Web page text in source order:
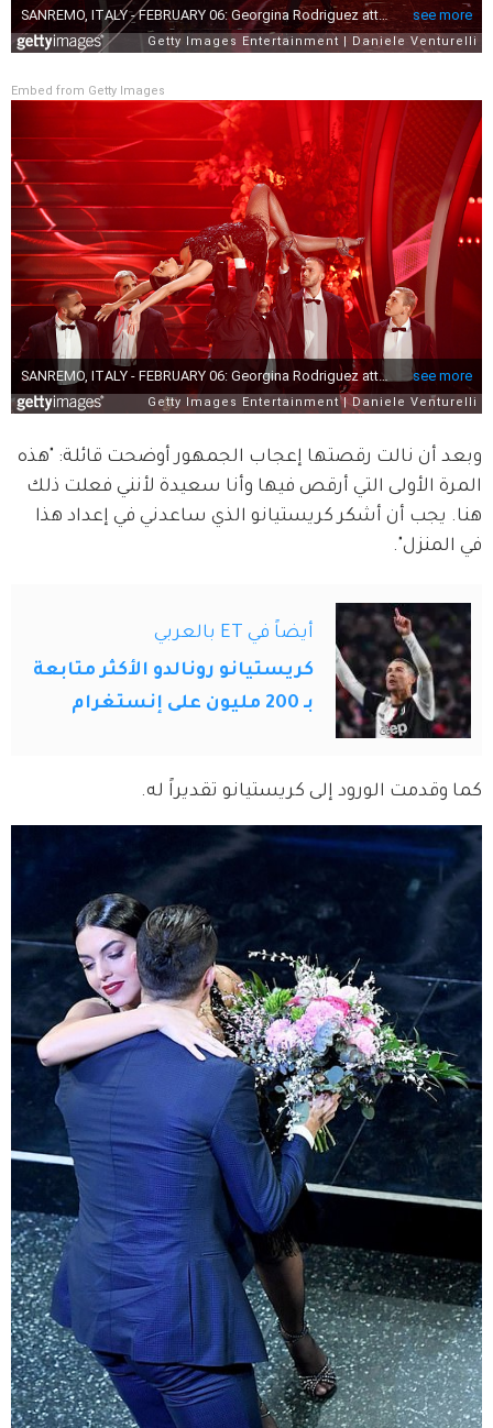
Embed from Getty Images
وبعد أن نالت رقصتها إعجاب الجمهور أوضحت قائلة: "هذه
المرة الأولى التي أرقص فيها وأنا سعيدة لأنني فعلت ذلك
هنا. يجب أن أشكر كريستيانو الذي ساعدني في إعداد هذا
في المنزل".
أيضاً في ET بالعربي
كريستيانو رونالدو الأكثر متابعة
بـ 200 مليون على إنستغرام
كما وقدمت الورود إلى كريستيانو تقديراً له.